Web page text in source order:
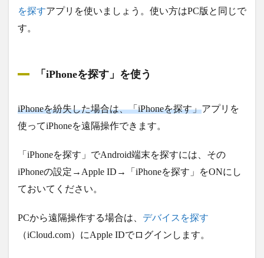
を探すアプリを使いましょう。使い方はPC版と同じで
す。
「iPhoneを探す」を使う
iPhoneを紛失した場合は、「iPhoneを探す」アプリを
使ってiPhoneを遠隔操作できます。
「iPhoneを探す」でAndroid端末を探すには、その
iPhoneの設定→Apple ID→「iPhoneを探す」をONにし
ておいてください。
PCから遠隔操作する場合は、 デバイスを探す
（iCloud.com）にApple IDでログインします。